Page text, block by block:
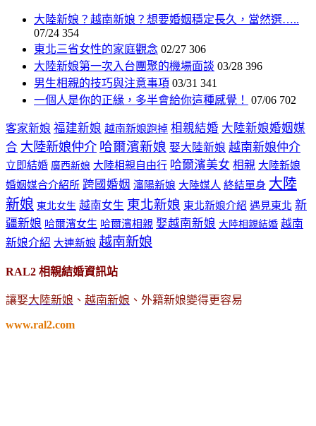
大陸新娘？越南新娘？想要婚姻穩定長久，當然選…..
07/24 354
東北三省女性的家庭觀念 02/27 306
大陸新娘第一次入台團聚的機場面談 03/28 396
男生相親的技巧與注意事項 03/31 341
一個人是你的正緣，多半會給你這種感覺！
07/06 702
客家新娘 福建新娘 越南新娘跑掉 相親結婚 大陸新娘婚姻媒
合 大陸新娘仲介 哈爾濱新娘 娶大陸新娘 越南新娘仲介
立即結婚 廣西新娘 大陸相親自由行 哈爾濱美女 相親 大陸新娘
婚姻媒合介紹所 跨國婚姻 瀋陽新娘 大陸媒人 終結單身 大陸
新娘 東北女生 越南女生 東北新娘 東北新娘介紹 遇見東北 新
疆新娘 哈爾濱女生 哈爾濱相親 娶越南新娘 大陸相親結婚 越南
新娘介紹 大連新娘 越南新娘
RAL2 相親結婚資訊站
讓娶大陸新娘 、 越南新娘 、外籍新娘變得更容易
www.ral2.com